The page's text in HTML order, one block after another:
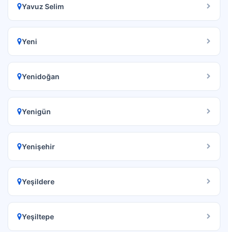
Yavuz Selim
Yeni
Yenidoğan
Yenigün
Yenişehir
Yeşildere
Yeşiltepe